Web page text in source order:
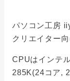
パソコン工房
クリエイター
CPUはインテ
285K(24コア,